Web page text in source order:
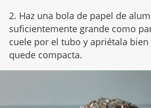
2. Haz una bola de papel de
suficientemente grande como
cuele por el tubo y apriétala bien
quede compacta.